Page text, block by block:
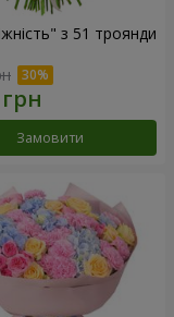
з 51 троянди
Замовити